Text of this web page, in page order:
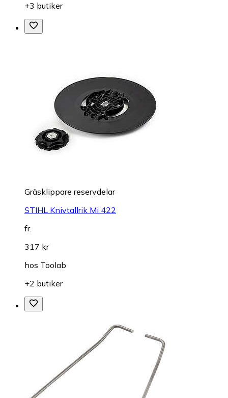
+3 butiker
Gräsklippare reservdelar
STIHL Knivtallrik Mi 422
fr.
317 kr
hos Toolab
+2 butiker